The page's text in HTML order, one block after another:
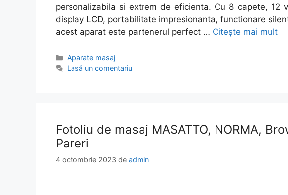
personalizabila si extrem de eficienta. Cu 8 capete, 12
display LCD, portabilitate impresionanta, functionare
acest aparat este partenerul perfect … Citește mai mult
Categorii
Aparate masaj
Lasă un comentariu
Fotoliu de masaj MASATTO, NORMA,
Pareri
4 octombrie 2023 de admin